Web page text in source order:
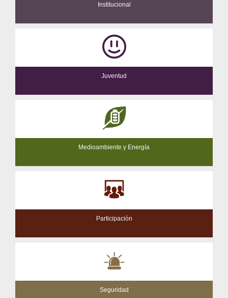
Institucional
Juventud
Medioambiente y Energía
Participación
Seguridad